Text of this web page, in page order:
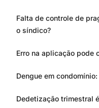
Falta de controle de
o síndico?
Erro na aplicação pode
Dengue em
Dedetização trimestral